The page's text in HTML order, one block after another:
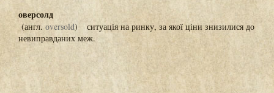
оверсолд
(англ. оversold) ситуація на ринку, за якої ціни знизилися до
невиправданих меж.